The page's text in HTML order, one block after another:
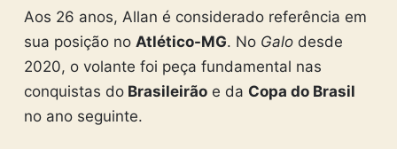
Aos 26 anos, Allan é considerado referência em
sua posição no Atlético-MG. No Galo desde
2020, o volante foi peça fundamental nas
conquistas doBrasileirãoe da Copa do Brasil
no ano seguinte.